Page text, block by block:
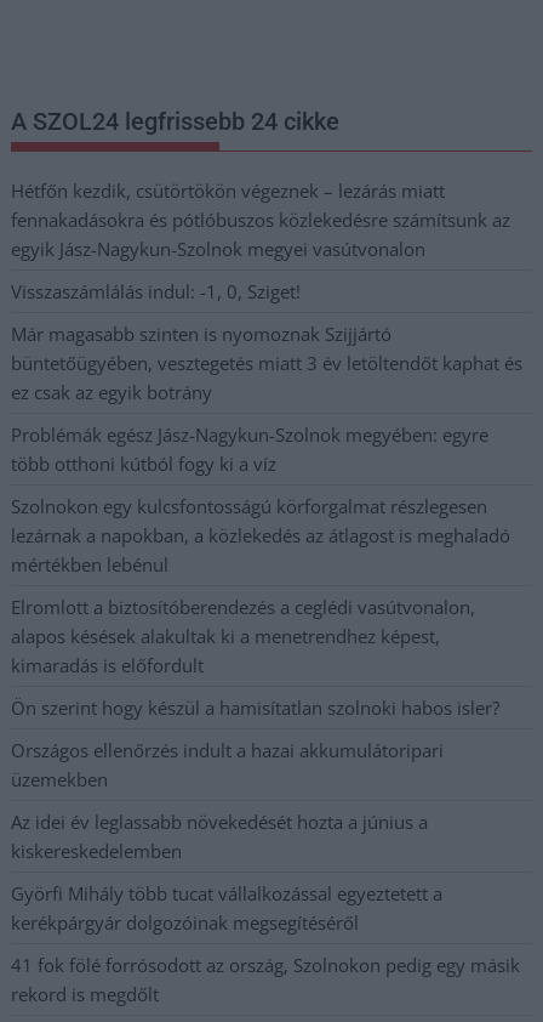
A SZOL24 legfrissebb 24 cikke
Hétfőn kezdik, csütörtökön végeznek – lezárás miatt
fennakadásokra és pótlóbuszos közlekedésre számítsunk az
egyik Jász-Nagykun-Szolnok megyei vasútvonalon
Visszaszámlálás indul: -1, 0, Sziget!
Már magasabb szinten is nyomoznak Szijjártó
büntetőügyében, vesztegetés miatt 3 év letöltendőt kaphat és
ez csak az egyik botrány
Problémák egész Jász-Nagykun-Szolnok megyében: egyre
több otthoni kútból fogy ki a víz
Szolnokon egy kulcsfontosságú körforgalmat részlegesen
lezárnak a napokban, a közlekedés az átlagost is meghaladó
mértékben lebénul
Elromlott a biztosítóberendezés a ceglédi vasútvonalon,
alapos késések alakultak ki a menetrendhez képest,
kimaradás is előfordult
Ön szerint hogy készül a hamisítatlan szolnoki habos isler?
Országos ellenőrzés indult a hazai akkumulátoripari
üzemekben
Az idei év leglassabb növekedését hozta a június a
kiskereskedelemben
Györfi Mihály több tucat vállalkozással egyeztetett a
kerékpárgyár dolgozóinak megsegítéséről
41 fok fölé forrósodott az ország, Szolnokon pedig egy másik
rekord is megdőlt